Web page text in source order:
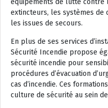
extincteurs, les systèmes de
les issues de secours.
En plus de ses services
Sécurité Incendie propose
sécurité incendie pour
procédures d’évacuation
cas d’incendie. Ces
culture de sécurité au sein